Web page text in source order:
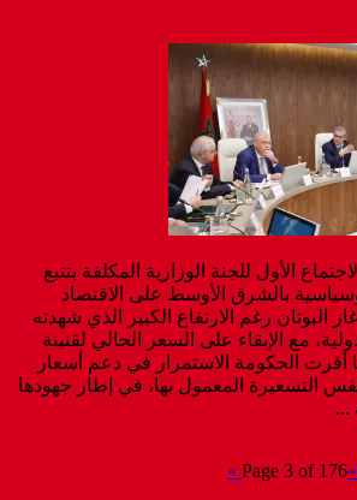
الأول للجنة الوزارية المكلفة بتتبع
بالشرق الأوسط على الاقتصاد
البوتان رغم الارتفاع الكبير الذي شهدته
مع الإبقاء على السعر الحالي لقنينة
أقرت الحكومة الاستمرار في دعم أسعار
التسعيرة المعمول بها، في إطار جهودها
...
Page 3 of 176«